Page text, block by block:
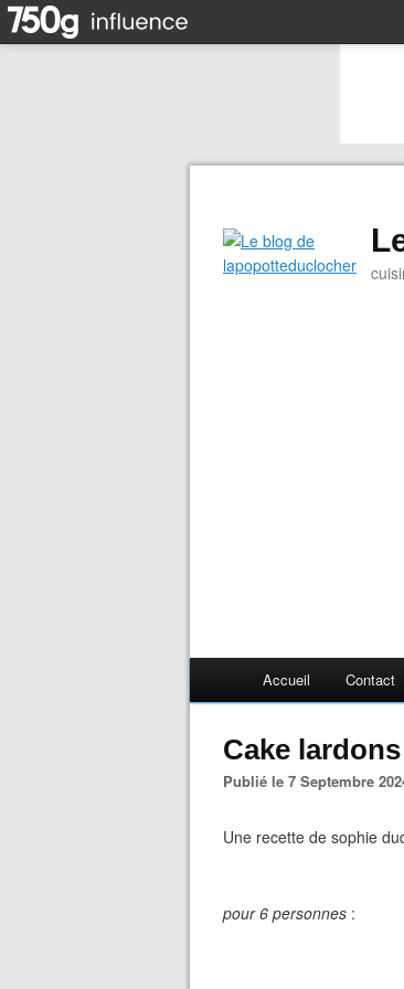
Accueil Contact
Cake
Publié le 7 Septembre
Une recette de sophie
pour 6 personnes :